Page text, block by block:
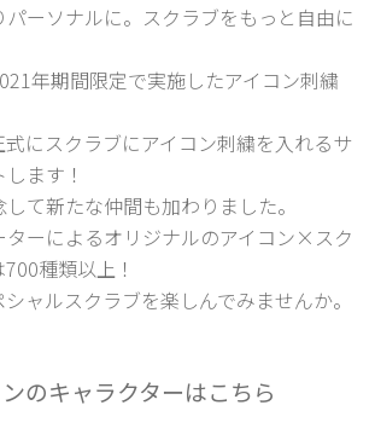
ーソナルに。スクラブをもっと自由に
年期間限定で実施したアイコン刺繍
式にスクラブにアイコン刺繍を入れるサ
ます！
て新たな仲間も加わりました。
ターによるオリジナルのアイコン×スク
種類以上！
ャルスクラブを楽しんでみませんか。
のキャラクターはこちら